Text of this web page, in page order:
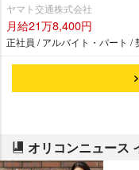
ヤマト交通株式会社
月給21万8,400円
正社員 / アルバイト・パート /
オリコンニュース